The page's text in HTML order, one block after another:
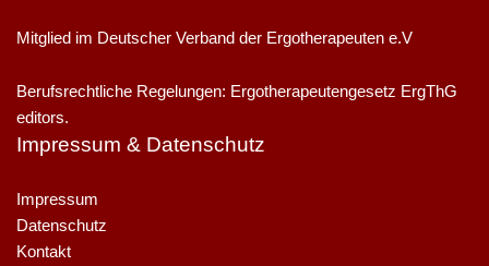
Mitglied im Deutscher Verband der Ergotherapeuten e.V
Berufsrechtliche Regelungen: Ergotherapeutengesetz ErgThG
editors.
Impressum & Datenschutz
Impressum
Datenschutz
Kontakt